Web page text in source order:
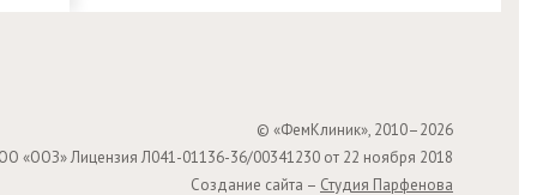
© «ФемКлиник», 2010–2026
«ООЗ» Лицензия Л041-01136-36/00341230 от 22 ноября 2018
Создание сайта – Студия Парфенова